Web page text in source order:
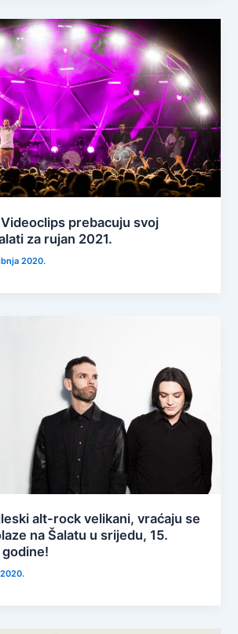
prebacuju svoj
za rujan 2021.
2020.
alt-rock velikani, vraćaju se
na Šalatu u srijedu, 15.